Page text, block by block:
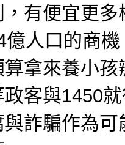
，有便宜更
億人口的商
算拿來養小
政客與1450
與詐騙作為